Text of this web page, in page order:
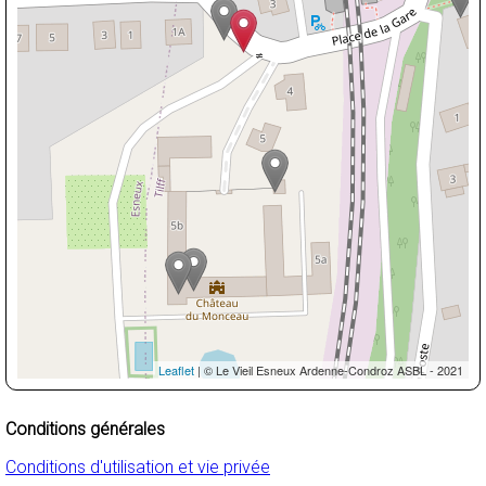
Leaflet | © Le Vieil Esneux Ardenne-Condroz ASBL - 2021
Conditions générales
Conditions d'utilisation et vie privée